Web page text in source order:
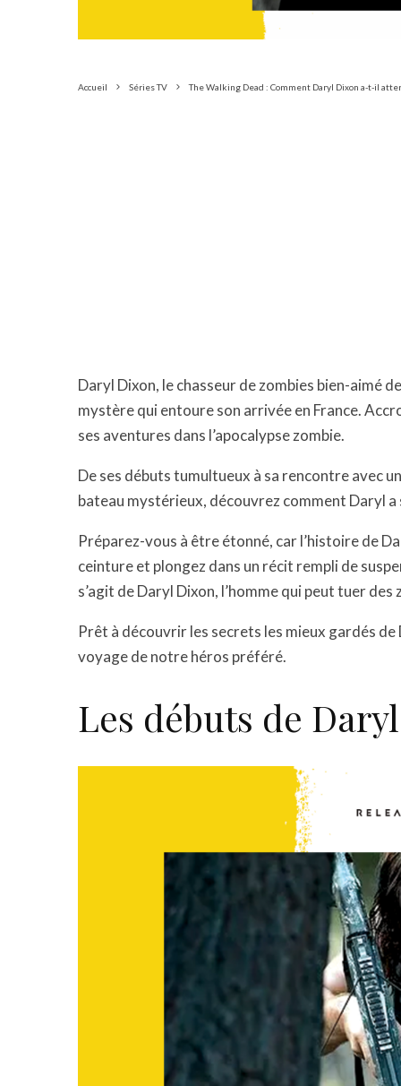
Accueil Séries TV The Walking Dead : Comment Daryl Dixon a-t-il
Daryl Dixon, le chasseur de zombies bien-aimé
mystère qui entoure son arrivée en France.
ses aventures dans l’apocalypse zombie.
De ses débuts tumultueux à sa rencontre avec
bateau mystérieux, découvrez comment Daryl
Préparez-vous à être étonné, car l’histoire de
ceinture et plongez dans un récit rempli de
s’agit de Daryl Dixon, l’homme qui peut tuer
Prêt à découvrir les secrets les mieux gardés
voyage de notre héros préféré.
Les débuts de